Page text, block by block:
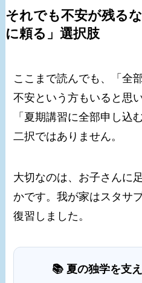
それでも不安が残る
に頼る」選択肢
ここまで読んでも、「全
不安という方もいると思
「夏期講習に全部申し込
二択ではありません。
大切なのは、お子さんに
かです。我が家はスタサ
復習しました。
📚 夏の独学を支